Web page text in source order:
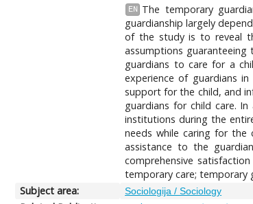
EN
The temporary
guardianship largely
of the study is to reveal
assumptions
guardians to care for a
experience of guardians
support for the child, and
guardians for child care.
institutions during the
needs while caring for the
assistance to the
comprehensive
temporary care; temporary
Subject area:
Sociologija / Sociology